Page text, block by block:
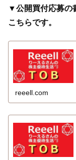
▼公開買付応募の
こちらです。
reeell.com